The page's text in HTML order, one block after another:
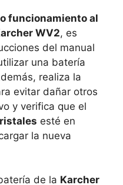
funcionamiento al
WV2, es
del manual
una batería
realiza la
evitar dañar otros
y verifica que el
esté en
la nueva
de la Karcher